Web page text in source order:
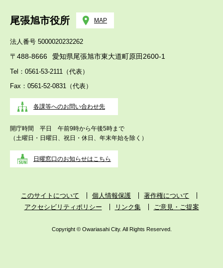
尾張旭市役所 MAP
法人番号 5000020232262
〒488-8666 愛知県尾張旭市東大道町原田2600-1
Tel：0561-53-2111（代表）
Fax：0561-52-0831（代表）
各課等へのお問い合わせ先
開庁時間 平日 午前9時から午後5時まで
（土曜日・日曜日、祝日・休日、年末年始を除く）
日曜窓口のお知らせはこちら
このサイトについて 個人情報保護
著作権について
アクセシビリティポリシー
リンク集 ご意見・ご提案
Copyright © Owariasahi City. All Rights Reserved.